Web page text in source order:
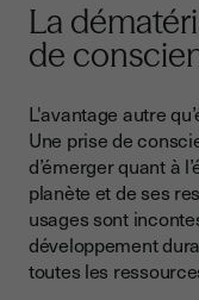
La
de
L'avantage autre
Une prise de
d’émerger quant à
planète et de ses
usages sont
développement
toutes les